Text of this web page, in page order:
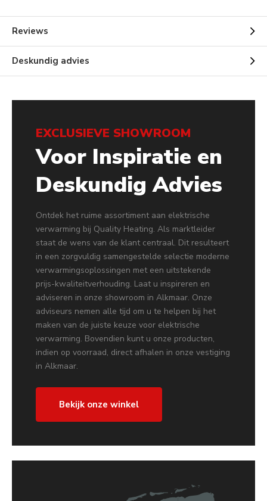
Reviews
Deskundig advies
EXCLUSIEVE SHOWROOM
Voor Inspiratie en
Deskundig Advies
Ontdek het ruime assortiment aan elektrische
verwarming bij Quality Heating. Als marktleider
staat de wens van de klant centraal. Dit resulteert
in een zorgvuldig samengestelde selectie moderne
verwarmingsoplossingen met een uitstekende
prijs-kwaliteitverhouding. Laat u inspireren en
adviseren in onze showroom in Alkmaar. Onze
adviseurs nemen alle tijd om u te helpen bij het
maken van de juiste keuze voor elektrische
verwarming. Bovendien kunt u onze producten,
indien op voorraad, direct afhalen in onze vestiging
in Alkmaar.
Bekijk onze winkel